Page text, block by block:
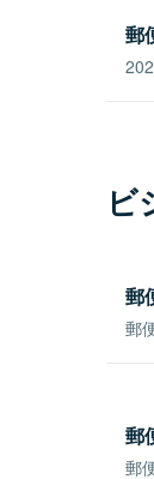
郵
ビ
郵
郵
郵
郵